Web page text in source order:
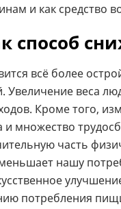
и как средство
способ
всё более
веса
Кроме того,
и множество
часть
нашу
потребления